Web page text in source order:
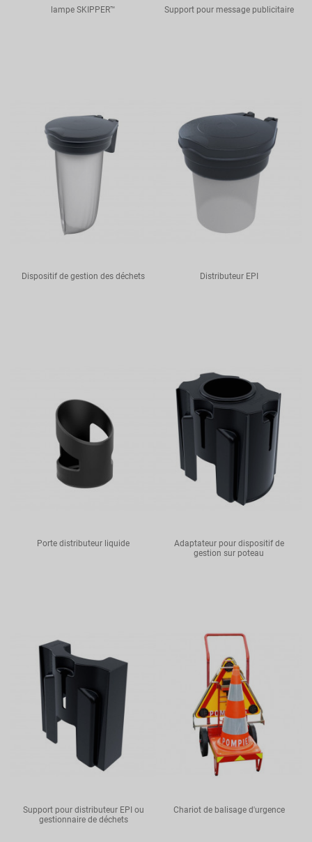
lampe SKIPPER™ Support pour message publicitaire
Dispositif de gestion des déchets Distributeur EPI
Porte distributeur liquide
Adaptateur pour dispositif de
gestion sur poteau
Support pour distributeur EPI ou
gestionnaire de déchets
Chariot de balisage d'urgence